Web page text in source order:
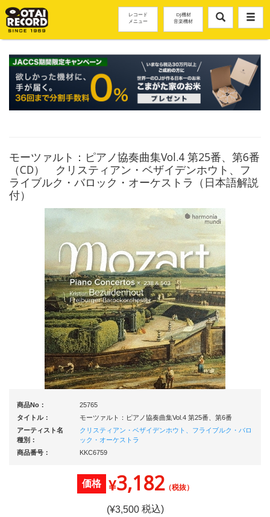
レコード
メニュー
DJ機材
音楽機材
モーツァルト：ピアノ協奏曲集Vol.4 第25番、第6番
（CD） クリスティアン・ベザイデンホウト、フ
ライブルク・バロック・オーケストラ（日本語解説
付）
商品No：
25765
タイトル：
モーツァルト：ピアノ協奏曲集Vol.4 第25番、第6番
アーティスト名
種別：
クリスティアン・ベザイデンホウト、フライブルク・バロ
ック・オーケストラ
商品番号：
KKC6759
価格 ¥3,182（税抜）
(¥3,500税込)